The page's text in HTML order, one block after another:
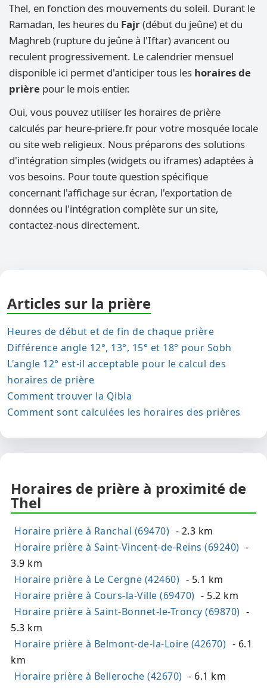
Thel, en fonction des mouvements du soleil. Durant le
Ramadan, les heures du Fajr(début du jeûne) et du
Maghreb (rupture du jeûne à l'Iftar) avancent ou
reculent progressivement. Le calendrier mensuel
disponible ici permet d'anticiper tous les horaires de
prière pour le mois entier.
Oui, vous pouvez utiliser les horaires de prière
calculés par heure-priere.fr pour votre mosquée locale
ou site web religieux. Nous préparons des solutions
d'intégration simples (widgets ou iframes) adaptées à
vos besoins. Pour toute question spécifique
concernant l'affichage sur écran, l'exportation de
données ou l'intégration complète sur un site,
contactez-nous directement.
Articles sur la prière
Heures de début et de fin de chaque prière
Différence angle 12°, 13°, 15° et 18° pour Sobh
L'angle 12° est-il acceptable pour le calcul des
horaires de prière
Comment trouver la Qibla
Comment sont calculées les horaires des prières
Horaires de prière à proximité de
Thel
Horaire prière à Ranchal (69470) - 2.3 km
Horaire prière à Saint-Vincent-de-Reins (69240) -
3.9 km
Horaire prière à Le Cergne (42460) - 5.1 km
Horaire prière à Cours-la-Ville (69470) - 5.2 km
Horaire prière à Saint-Bonnet-le-Troncy (69870) -
5.3 km
Horaire prière à Belmont-de-la-Loire (42670) - 6.1
km
Horaire prière à Belleroche (42670) - 6.1 km